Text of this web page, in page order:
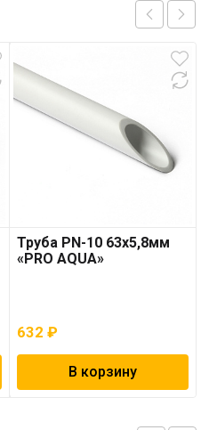
Труба PN-10 63х5,8мм
«PRO AQUA»
632₽
В корзину